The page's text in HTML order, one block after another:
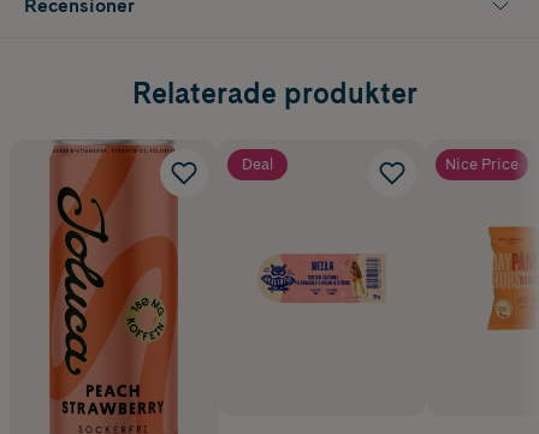
Recensioner
Relaterade produkter
Deal Nice Price